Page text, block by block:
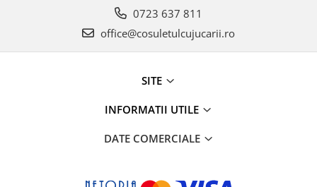
0723 637 811
office@cosuletulcujucarii.ro
SITE
INFORMATII UTILE
DATE COMERCIALE